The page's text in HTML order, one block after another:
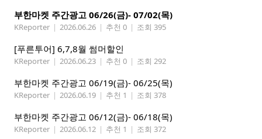
부한마켓 주간광고 06/26(금)- 07/02(목)
KReporter | 2026.06.26 | 추천 0 | 조회 395
[푸른투어] 6,7,8월 썸머할인
KReporter | 2026.06.23 | 추천 0 | 조회 292
부한마켓 주간광고 06/19(금)- 06/25(목)
KReporter | 2026.06.19 | 추천 1 | 조회 378
부한마켓 주간광고 06/12(금)- 06/18(목)
KReporter | 2026.06.12 | 추천 1 | 조회 372